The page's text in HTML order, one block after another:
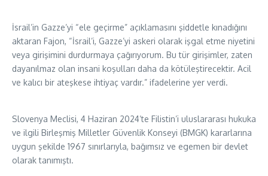
İsrail’in Gazze’yi “ele geçirme” açıklamasını şiddetle kınadığını
aktaran Fajon, “İsrail’i, Gazze’yi askeri olarak işgal etme niyetini
veya girişimini durdurmaya çağırıyorum. Bu tür girişimler, zaten
dayanılmaz olan insani koşulları daha da kötüleştirecektir. Acil
ve kalıcı bir ateşkese ihtiyaç vardır.” ifadelerine yer verdi.
Slovenya Meclisi, 4 Haziran 2024’te Filistin’i uluslararası hukuka
ve ilgili Birleşmiş Milletler Güvenlik Konseyi (BMGK) kararlarına
uygun şekilde 1967 sınırlarıyla, bağımsız ve egemen bir devlet
olarak tanımıştı.